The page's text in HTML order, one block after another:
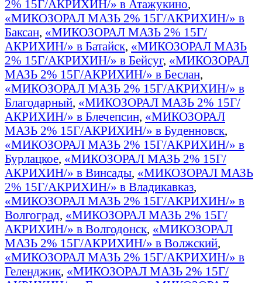
2% 15Г/АКРИХИН/» в Атажукино,
«МИКОЗОРАЛ МАЗЬ 2% 15Г/АКРИХИН/» в
Баксан, «МИКОЗОРАЛ МАЗЬ 2% 15Г/
АКРИХИН/» в Батайск, «МИКОЗОРАЛ МАЗЬ
2% 15Г/АКРИХИН/» в Бейсуг, «МИКОЗОРАЛ
МАЗЬ 2% 15Г/АКРИХИН/» в Беслан,
«МИКОЗОРАЛ МАЗЬ 2% 15Г/АКРИХИН/» в
Благодарный, «МИКОЗОРАЛ МАЗЬ 2% 15Г/
АКРИХИН/» в Блечепсин, «МИКОЗОРАЛ
МАЗЬ 2% 15Г/АКРИХИН/» в Буденновск,
«МИКОЗОРАЛ МАЗЬ 2% 15Г/АКРИХИН/» в
Бурлацкое, «МИКОЗОРАЛ МАЗЬ 2% 15Г/
АКРИХИН/» в Винсады, «МИКОЗОРАЛ МАЗЬ
2% 15Г/АКРИХИН/» в Владикавказ,
«МИКОЗОРАЛ МАЗЬ 2% 15Г/АКРИХИН/» в
Волгоград, «МИКОЗОРАЛ МАЗЬ 2% 15Г/
АКРИХИН/» в Волгодонск, «МИКОЗОРАЛ
МАЗЬ 2% 15Г/АКРИХИН/» в Волжский,
«МИКОЗОРАЛ МАЗЬ 2% 15Г/АКРИХИН/» в
Геленджик, «МИКОЗОРАЛ МАЗЬ 2% 15Г/